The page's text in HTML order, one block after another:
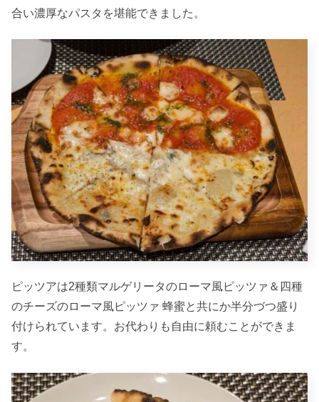
合い濃厚なパスタを堪能できました。
ピッツアは2種類マルゲリータのローマ風ピッツァ＆四種
のチーズのローマ風ピッツァ 蜂蜜と共にか半分づつ盛り
付けられています。お代わりも自由に頼むことができま
す。